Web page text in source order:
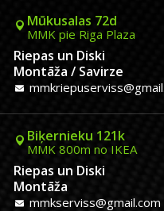
Mūkusalas 72d
MMK pie Riga Plaza
Riepas un Diski
Montāža / Savirze
Biķernieku 121k
MMK 800m no IKEA
Riepas un Diski
Montāža
mmkserviss@gmail.com